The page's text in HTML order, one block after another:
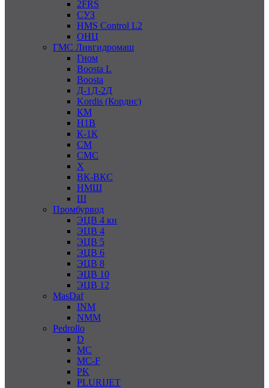
2FRS
СУЗ
HMS Control L2
ОНЦ
ГМС Ливгидромаш
Гном
Boosta L
Boosta
Д-1Д-2Д
Kordis (Кордис)
КМ
Н1В
К-1К
СМ
СМС
Х
ВК-ВКС
НМШ
Ш
Промбурвод
ЭЦВ 4 кн
ЭЦВ 4
ЭЦВ 5
ЭЦВ 6
ЭЦВ 8
ЭЦВ 10
ЭЦВ 12
MasDaf
INM
NMM
Pedrollo
D
MC
MC-F
PK
PLURIJET